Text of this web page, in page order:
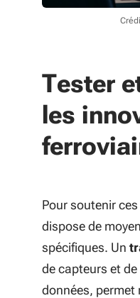
Tester
les
Pour soutenir
dispose de
spécifiques. Un
de capteurs et
données, permet